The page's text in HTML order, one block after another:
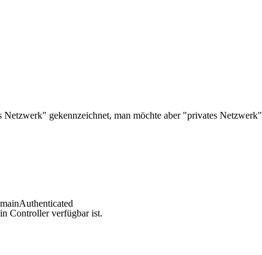
gekennzeichnet, man möchte aber "privates Netzwerk"
Controller verfügbar ist.